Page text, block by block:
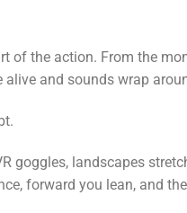
of the action. From the
and sounds wrap
goggles, landscapes
forward you lean, and